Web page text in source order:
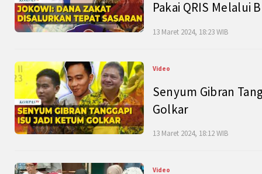
Pakai QRIS Melalui
13 Maret 2024, 18:23 WIB
Video
Senyum Gibran
Golkar
13 Maret 2024, 18:12 WIB
Video